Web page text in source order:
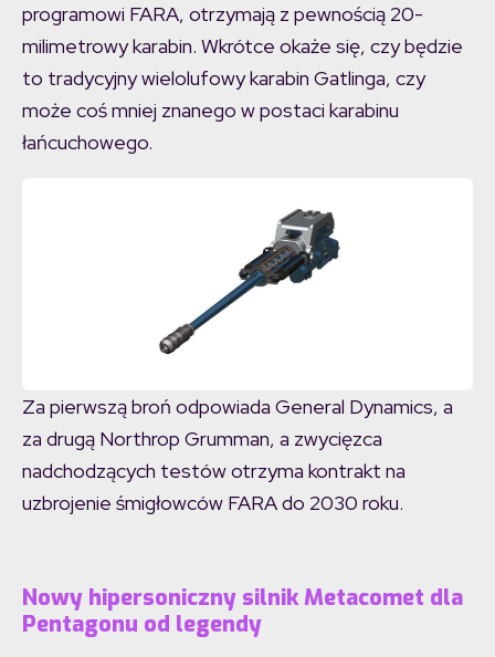
programowi FARA, otrzymają z pewnością 20-
milimetrowy karabin. Wkrótce okaże się, czy będzie
to tradycyjny wielolufowy karabin Gatlinga, czy
może coś mniej znanego w postaci karabinu
łańcuchowego.
Za pierwszą broń odpowiada General Dynamics, a
za drugą Northrop Grumman, a zwycięzca
nadchodzących testów otrzyma kontrakt na
uzbrojenie śmigłowców FARA do 2030 roku.
Nowy hipersoniczny silnik Metacomet dla
Pentagonu od legendy